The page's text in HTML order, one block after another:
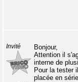
Invité
Bonjour,
Attention il
interne de
Pour la tester
placée en